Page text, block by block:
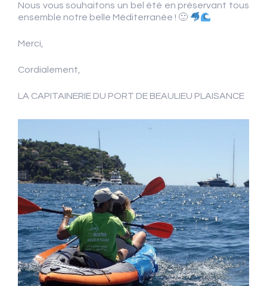
Nous vous souhaitons un bel été en préservant tous
ensemble notre belle Méditerranée ! 🙂
Merci,
Cordialement,
LA CAPITAINERIE DU PORT DE BEAULIEU PLAISANCE